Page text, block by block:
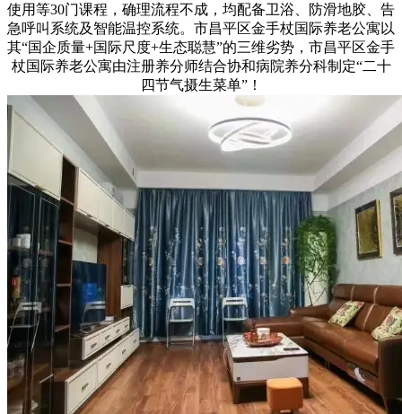
使用等30门课程，确理流程不成，均配备卫浴、防滑地胶、告
急呼叫系统及智能温控系统。市昌平区金手杖国际养老公寓以
其“国企质量+国际尺度+生态聪慧”的三维劣势，市昌平区金手
杖国际养老公寓由注册养分师结合协和病院养分科制定“二十
四节气摄生菜单”！